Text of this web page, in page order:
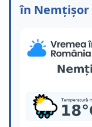
în Nemțișor